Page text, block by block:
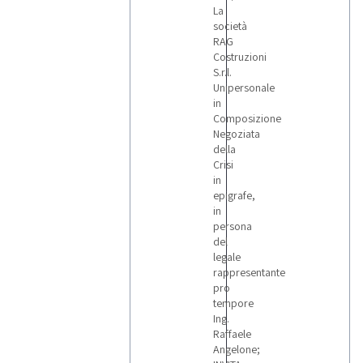
La
società
RAG
Costruzioni
S.r.l.
Unipersonale
in
Composizione
Negoziata
della
Crisi
in
epigrafe,
in
persona
del
legale
rappresentante
pro
tempore
Ing.
Raffaele
Angelone;